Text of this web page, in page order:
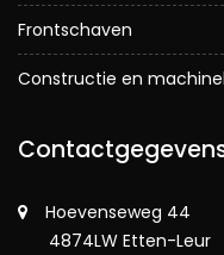
Frontschaven
Constructie en
Hoevenseweg 44
4874LW Etten-Leur